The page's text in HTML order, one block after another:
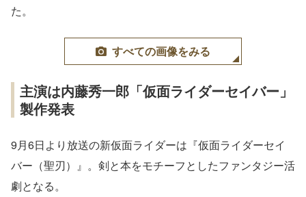
た。
すべての画像をみる
主演は内藤秀一郎「仮面ライダーセイバー」
製作発表
9月6日より放送の新仮面ライダーは『仮面ライダーセイ
バー（聖刃）』。剣と本をモチーフとしたファンタジー活
劇となる。